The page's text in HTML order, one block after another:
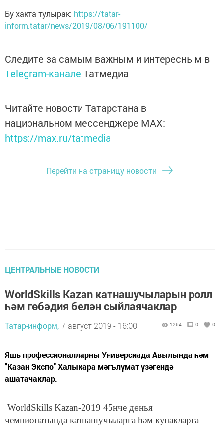
Бу хакта тулырак: https://tatar-
inform.tatar/news/2019/08/06/191100/
Следите за самым важным и интересным в
Telegram-канале Татмедиа
Читайте новости Татарстана в
национальном мессенджере MАХ:
https://max.ru/tatmedia
Перейти на страницу новости
ЦЕНТРАЛЬНЫЕ НОВОСТИ
WorldSkills Kazan катнашучыларын ролл
һәм гөбәдия белән сыйлаячаклар
Татар-информ, 7 август 2019 - 16:00 1264 0 0
Яшь профессионалларны Универсиада Авылында һәм
"Казан Экспо" Халыкара мәгълүмат үзәгендә
ашатачаклар.
WorldSkills Kazan-2019 45нче дөнья
чемпионатында катнашучыларга һәм кунакларга